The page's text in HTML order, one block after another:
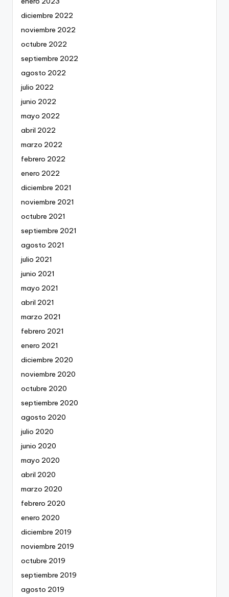
diciembre 2022
noviembre 2022
octubre 2022
septiembre 2022
agosto 2022
julio 2022
junio 2022
mayo 2022
abril 2022
marzo 2022
febrero 2022
enero 2022
diciembre 2021
noviembre 2021
octubre 2021
septiembre 2021
agosto 2021
julio 2021
junio 2021
mayo 2021
abril 2021
marzo 2021
febrero 2021
enero 2021
diciembre 2020
noviembre 2020
octubre 2020
septiembre 2020
agosto 2020
julio 2020
junio 2020
mayo 2020
abril 2020
marzo 2020
febrero 2020
enero 2020
diciembre 2019
noviembre 2019
octubre 2019
septiembre 2019
agosto 2019